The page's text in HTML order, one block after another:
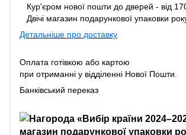
Кур'єром нової пошти до дверей - від
Двічі магазин подарункової упаковки
Детальніше про доставку
Оплата готівкою або картою
при отриманні у відділенні Нової Пошти.
Банківський переказ